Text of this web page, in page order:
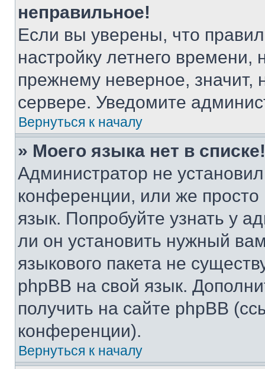
неправильное!
Если вы уверены, что
настройку летнего
прежнему неверное, значит,
сервере. Уведомите
Вернуться к началу
» Моего языка нет в списке!
Администратор не
конференции, или же
язык. Попробуйте узнать у
ли он установить нужный
языкового пакета не
phpBB на свой язык.
получить на сайте phpBB
конференции).
Вернуться к началу